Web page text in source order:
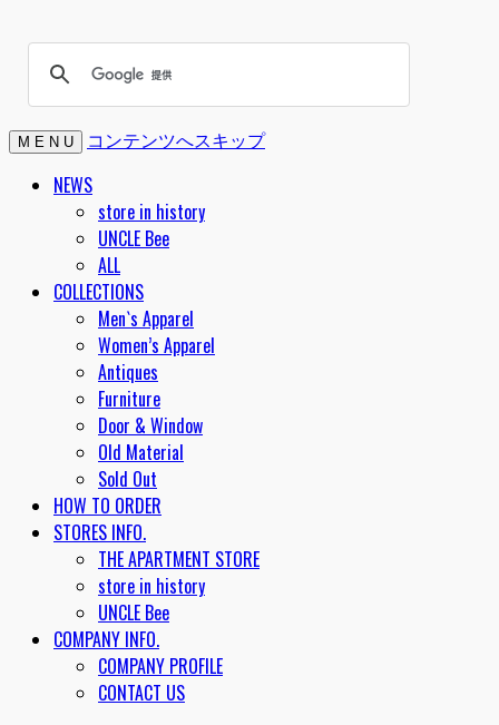
M E N U
コンテンツへスキップ
NEWS
store in history
UNCLE Bee
ALL
COLLECTIONS
Men`s Apparel
Women’s Apparel
Antiques
Furniture
Door & Window
Old Material
Sold Out
HOW TO ORDER
STORES INFO.
THE APARTMENT STORE
store in history
UNCLE Bee
COMPANY INFO.
COMPANY PROFILE
CONTACT US